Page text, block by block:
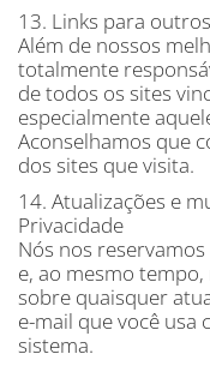
13. Links para
Além de nossos
totalmente
de todos os sites
especialmente
Aconselhamos que
dos sites que visita.
14. Atualizações e
Privacidade
Nós nos
e, ao mesmo
sobre quaisquer
e-mail que você usa
sistema.